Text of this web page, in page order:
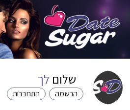
שלום לך
התחברות הרשמה